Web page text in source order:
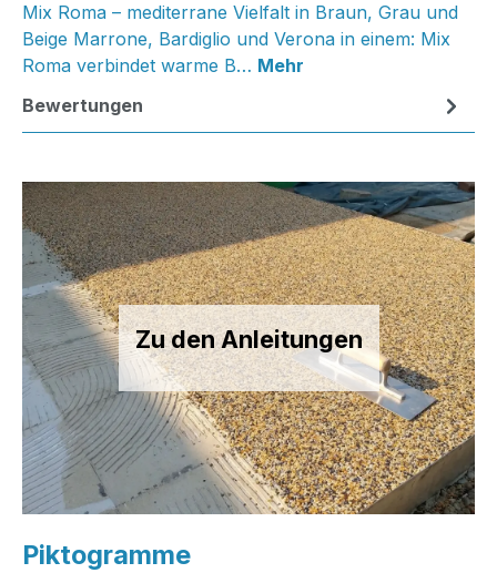
Mix Roma – mediterrane Vielfalt in Braun, Grau und
Beige Marrone, Bardiglio und Verona in einem: Mix
Roma verbindet warme B… Mehr
Bewertungen
Zu den Anleitungen
Piktogramme